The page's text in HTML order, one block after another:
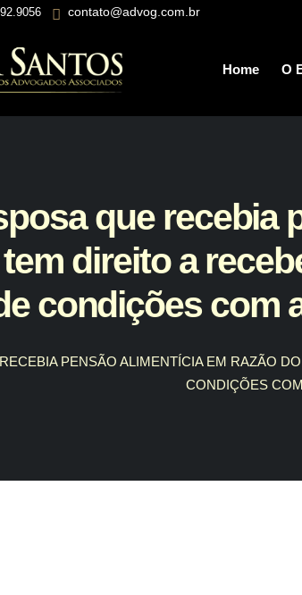
contato@advog.com.br
Home O
que recebia
direito a
condições com
PENSÃO ALIMENTÍCIA EM RAZÃO
CONDIÇÕES